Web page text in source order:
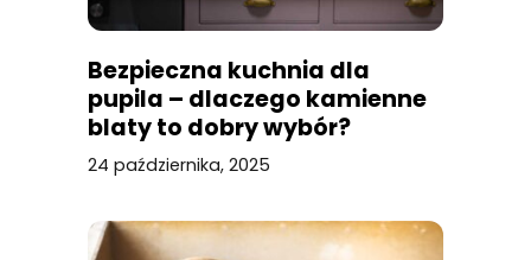
Bezpieczna kuchnia dla
pupila – dlaczego kamienne
blaty to dobry wybór?
24 października, 2025